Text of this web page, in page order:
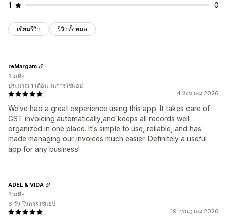
1
0
เขียนรีวิว รีวิวทั้งหมด
4 สิงหาคม 2026
We've had a great experience using this app. It takes care of
GST invoicing automatically,and keeps all records well
organized in one place. It's simple to use, reliable, and has
made managing our invoices much easier. Definitely a useful
app for any business!
reMargam
อินเดีย
ประมาณ 1 เดือน ในการใช้แอป
19 กรกฎาคม 2026
ADEL & VIDA
อินเดีย
6 วัน ในการใช้แอป